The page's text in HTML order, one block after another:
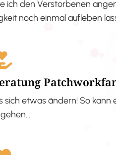
ich den Verstorbenen
noch einmal aufleben
sich etwas ändern! So kann